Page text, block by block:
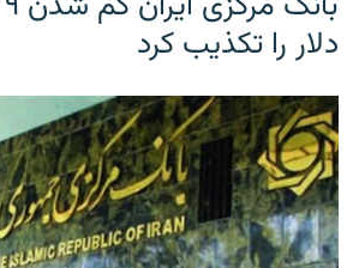
دلار را تکذیب کرد